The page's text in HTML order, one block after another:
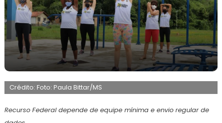
fevereiro
2026
Maurilio
Crédito: Foto: Paula Bittar/MS
Recurso Federal depende de equipe mínima e envio regular de